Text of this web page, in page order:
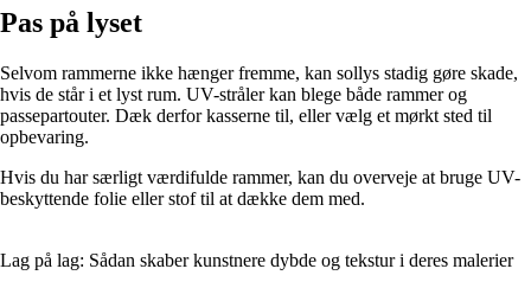
Pas på lyset
Selvom rammerne ikke hænger fremme, kan sollys stadig gøre skade,
hvis de står i et lyst rum. UV-stråler kan blege både rammer og
passepartouter. Dæk derfor kasserne til, eller vælg et mørkt sted til
opbevaring.
Hvis du har særligt værdifulde rammer, kan du overveje at bruge UV-
beskyttende folie eller stof til at dække dem med.
Lag på lag: Sådan skaber kunstnere dybde og tekstur i deres malerier